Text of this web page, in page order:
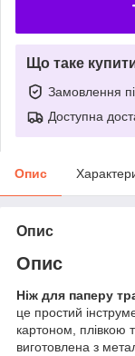
Що таке
Замовлення
Доступна
Опис
Опис
Опис
Ніж для паперу
це простий
картоном, плівкою
виготовлена з